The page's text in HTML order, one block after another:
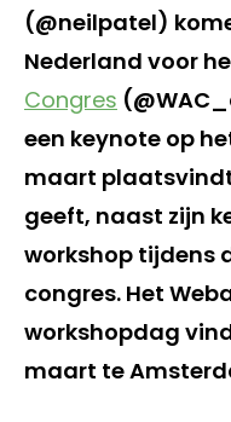
(@neilpatel)
Nederland voor
Congres
een keynote op
maart
geeft, naast zijn
workshop tijdens
congres. Het
workshopdag
maart te